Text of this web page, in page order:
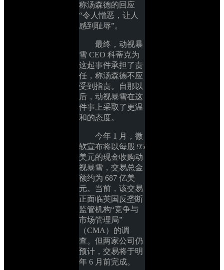
称汤森德的回应
“令人憎恶，让人
感到耻辱”。
最终，动视暴
雪 CEO 科蒂克为
这起事件承担了责
任，称汤森德不应
受到指责。自那以
后，动视暴雪在这
件事上采取了更温
和的态度。
今年 1 月，微
软宣布将以每股 95
美元的现金收购动
视暴雪，交易总金
额约为 687 亿美
元。当前，该交易
正面临英国反垄断
监管机构“竞争与
市场管理局”
（CMA）的调
查。但两家公司仍
预计，交易将于明
年 6 月前完成。